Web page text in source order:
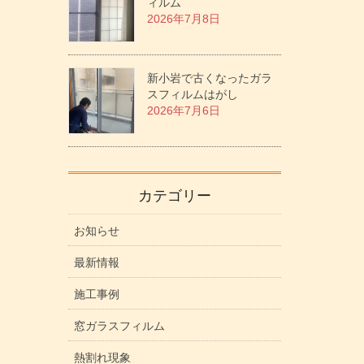
2026年7月8日
新小岩で古くなったガラ
スフィルムはがし
2026年7月6日
カテゴリー
お知らせ
最新情報
施工事例
窓ガラスフィルム
熱割れ現象